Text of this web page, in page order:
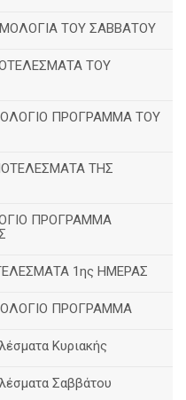
ΤΟΥ ΣΑΒΒΑΤΟΥ
ΤΟΥ
ΠΡΟΓΡΑΜΜΑ ΤΟΥ
ΤΗΣ
ΠΡΟΓΡΑΜΜΑ
1ης ΗΜΕΡΑΣ
ΠΡΟΓΡΑΜΜΑ
Κυριακής
Σαββάτου